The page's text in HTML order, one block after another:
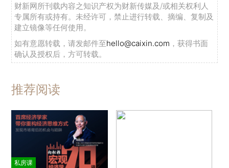
财新网所刊载内容之知识产权为财新传媒及/或相关权利人
专属所有或持有。未经许可，禁止进行转载、摘编、复制及
建立镜像等任何使用。
如有意愿转载，请发邮件至hello@caixin.com ，获得书面
确认及授权后，方可转载。
推荐阅读
私房课